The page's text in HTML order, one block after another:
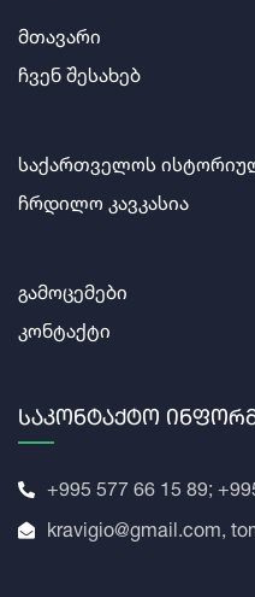
მთავარი
ჩვენ შესახებ
საქართველოს
ჩრდილო კავკასია
გამოცემები
კონტაქტი
Საკონტაქტო
+995 577 66 15 89;
kravigio@gmail.com,